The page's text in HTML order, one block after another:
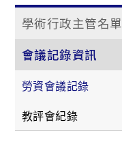
學術行政主管名單
會議記錄資訊
勞資會議記錄
教評會紀錄